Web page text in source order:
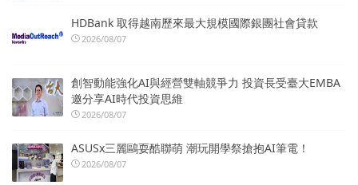
HDBank 取得越南歷來最大規模國際銀團社會貸款
2026/08/07
創智動能強化AI與經營雙軸競爭力 投資長受臺大EMBA
邀分享AI時代投資思維
2026/08/07
ASUSx三麗鷗耍酷聯萌 潮玩開學祭搶抱AI筆電！
2026/08/07